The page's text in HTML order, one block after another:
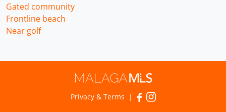
Gated community
Frontline beach
Near golf
Privacy & Terms |